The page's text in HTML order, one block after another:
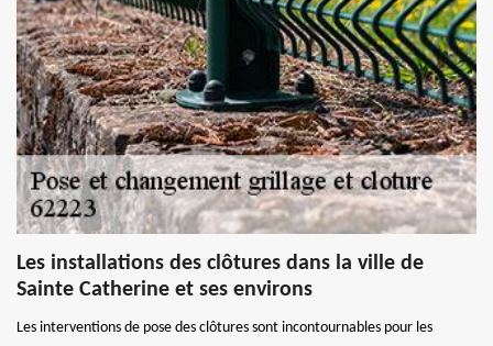
Les installations des clôtures dans la ville de
Sainte Catherine et ses environs
Les interventions de pose des clôtures sont incontournables pour les